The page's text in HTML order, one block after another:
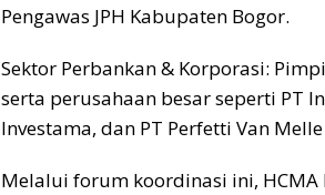
Pengawas JPH Kabupaten Bogor.
​Sektor Perbankan & Korporasi:
serta perusahaan besar seperti PT
Investama, dan PT Perfetti Van
​Melalui forum koordinasi ini,